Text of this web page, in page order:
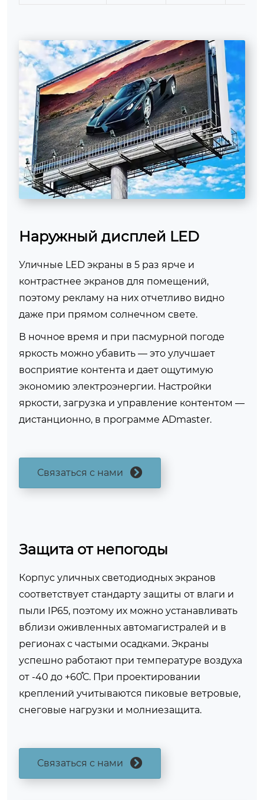
Наружный дисплей LED
Уличные LED экраны в 5 раз ярче и
контрастнее экранов для помещений,
поэтому рекламу на них отчетливо видно
даже при прямом солнечном свете.
В ночное время и при пасмурной погоде
яркость можно убавить — это улучшает
восприятие контента и дает ощутимую
экономию электроэнергии. Настройки
яркости, загрузка и управление контентом —
дистанционно, в программе ADmaster.
Связаться с нами
Защита от непогоды
Корпус уличных светодиодных экранов
соответствует стандарту защиты от влаги и
пыли IP65, поэтому их можно устанавливать
вблизи оживленных автомагистралей и в
регионах с частыми осадками. Экраны
успешно работают при температуре воздуха
от -40 до +60֯С. При проектировании
креплений учитываются пиковые ветровые,
снеговые нагрузки и молниезащита.
Связаться с нами